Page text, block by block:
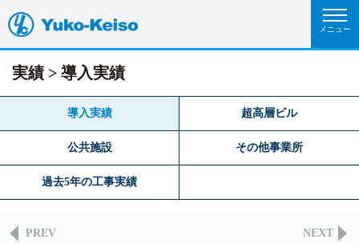
実績 導入実績
導入実績 超高層ビル
公共施設 その他事業所
過去5年の工事実績
PREV NEXT